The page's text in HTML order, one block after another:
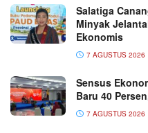
Salatiga
Minyak
Ekonomis
7 AGUSTUS 2026
Sensus
Baru 40
7 AGUSTUS 2026